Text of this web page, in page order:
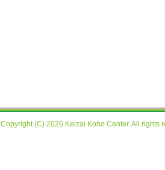
Copyright (C) 2026 Keizai Koho Center. All rights